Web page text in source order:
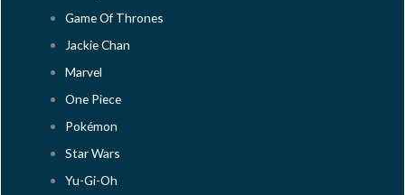
Game Of Thrones
Jackie Chan
Marvel
One Piece
Pokémon
Star Wars
Yu-Gi-Oh